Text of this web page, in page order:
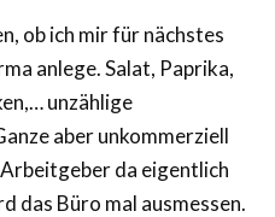
ob ich mir für nächstes
anlege. Salat, Paprika,
unzählige
aber unkommerziell
da eigentlich
das Büro mal ausmessen.